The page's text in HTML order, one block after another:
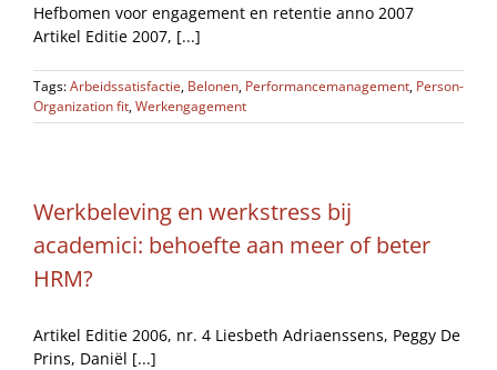
Hefbomen voor engagement en retentie anno 2007
Artikel Editie 2007, [...]
Tags:Arbeidssatisfactie, Belonen, Performancemanagement, Person-
Organization fit,Werkengagement
Werkbeleving en werkstress bij
academici: behoefte aan meer of beter
HRM?
Artikel Editie 2006, nr. 4 Liesbeth Adriaenssens, Peggy De
Prins, Daniël [...]